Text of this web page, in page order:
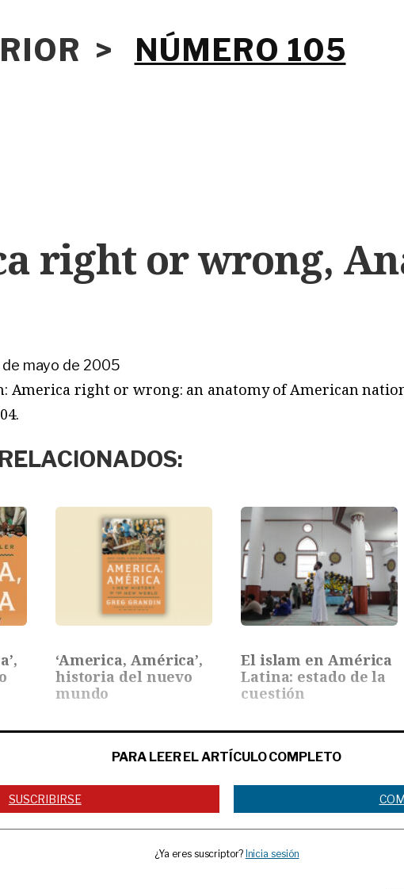
> NÚMERO 105
right or wrong,
de mayo de 2005
America right or wrong: an anatomy of American
‘America, América’,
historia del nuevo
mundo
El islam en América
Latina: estado de la
cuestión
PARA LEER EL ARTÍCULO COMPLETO
SUSCRIBIRSE
¿Ya eres suscriptor? Inicia sesión